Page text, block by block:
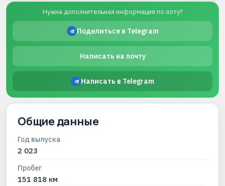
Нужна дополнительная информация по лоту?
Поделиться в Telegram
Написать на почту
Написать в Telegram
Общие данные
Год выпуска
2 023
Пробег
151 818 км